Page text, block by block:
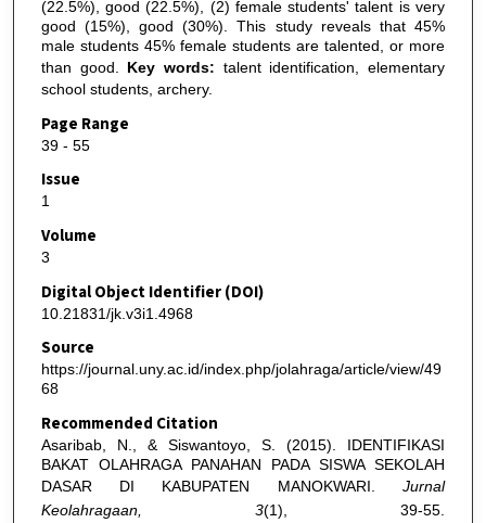
(22.5%), good (22.5%), (2) female students' talent is very
good (15%), good (30%). This study reveals that 45%
male students 45% female students are talented, or more
than good. Key words: talent identification, elementary
school students, archery.
Page Range
39 - 55
Issue
1
Volume
3
Digital Object Identifier (DOI)
10.21831/jk.v3i1.4968
Source
https://journal.uny.ac.id/index.php/jolahraga/article/view/49
68
Recommended Citation
Asaribab, N., & Siswantoyo, S. (2015). IDENTIFIKASI
BAKAT OLAHRAGA PANAHAN PADA SISWA SEKOLAH
DASAR DI KABUPATEN MANOKWARI. Jurnal
Keolahragaan, 3(1), 39-55.